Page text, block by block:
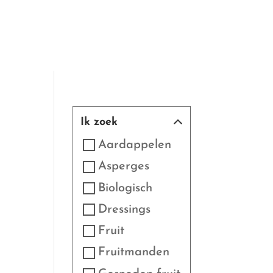
Ik zoek
Aardappelen
Asperges
Biologisch
Dressings
Fruit
Fruitmanden